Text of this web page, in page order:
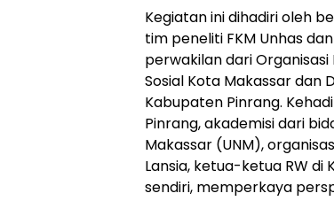
Kegiatan ini dihadiri oleh
tim peneliti FKM Unhas
perwakilan dari
Sosial Kota Makassar dan
Kabupaten Pinrang.
Pinrang, akademisi dari
Makassar (UNM),
Lansia, ketua-ketua RW
sendiri, memperkaya